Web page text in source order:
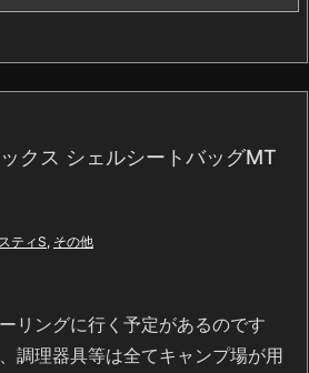
クス シェルシートバッグMT
ティS, その他
リングに行く予定があるのです
調理器具等は全てキャンプ場が用